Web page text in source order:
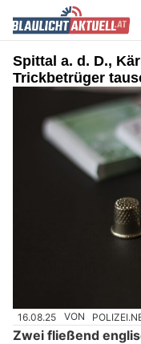
Spittal a. d. D.,
Trickbetrüger
16.08.25 VON
Zwei fließend